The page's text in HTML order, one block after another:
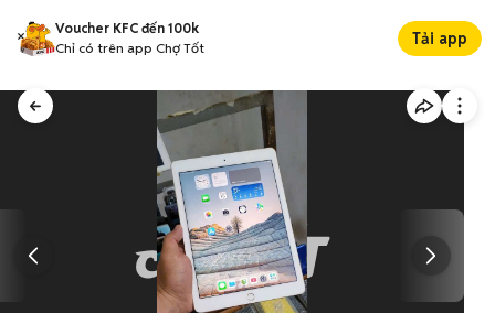
Voucher KFC đến 100k
Chỉ có trên app Chợ Tốt
Tải app